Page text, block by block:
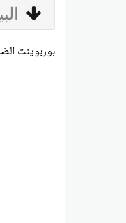
بوربوينت